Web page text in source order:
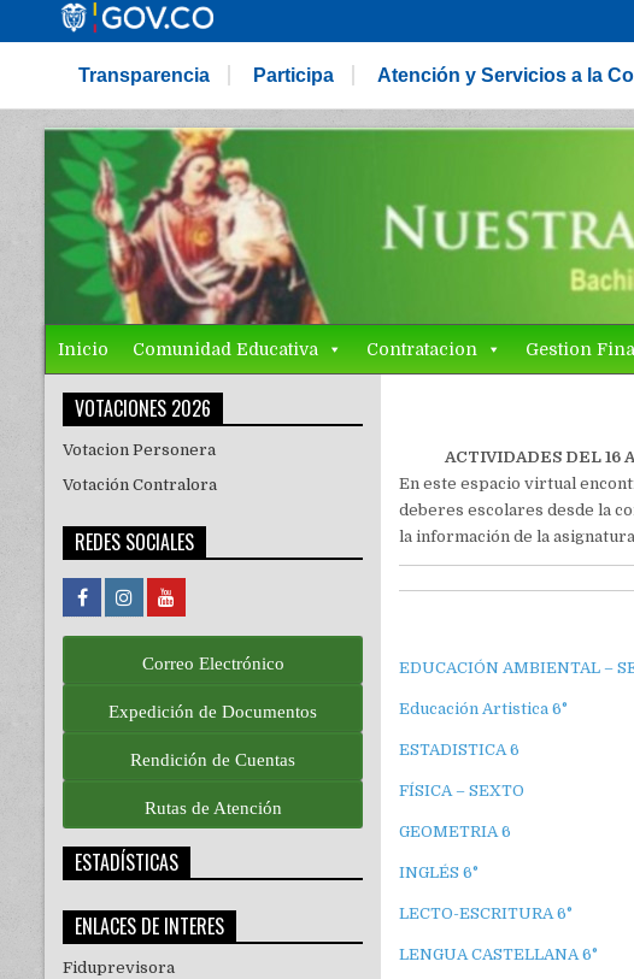
Transparencia Participa Atención y Servicios a la
Inicio Comunidad Educativa Contratacion Gestion
ACTIVIDADES DEL 16
En este espacio virtual
deberes escolares desde la
la información de la
EDUCACIÓN AMBIENTAL –
Educación Artistica 6°
ESTADISTICA 6
FÍSICA – SEXTO
GEOMETRIA 6
INGLÉS 6°
LECTO-ESCRITURA 6°
LENGUA CASTELLANA 6°
VOTACIONES 2026
Votacion Personera
Votación Contralora
REDES SOCIALES
Correo Electrónico
Expedición de Documentos
Rendición de Cuentas
Rutas de Atención
ESTADÍSTICAS
ENLACES DE INTERES
Fiduprevisora